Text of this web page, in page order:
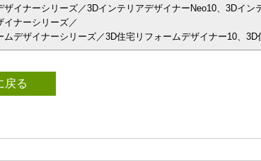
ザイナーシリーズ／3DインテリアデザイナーNeo10、3Dイ
イナーシリーズ／
ムデザイナーシリーズ／3D住宅リフォームデザイナー10、
戻る